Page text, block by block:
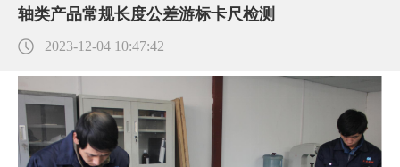
轴类产品常规长度公差游标卡尺检测
2023-12-04 10:47:42